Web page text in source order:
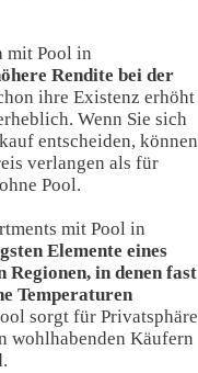
mit Pool in
Rendite bei der
ihre Existenz erhöht
Wenn Sie sich
entscheiden, können
verlangen als für
Pool.
mit Pool in
Elemente eines
in denen fast
Temperaturen
sorgt für Privatsphäre
wohlhabenden Käufern